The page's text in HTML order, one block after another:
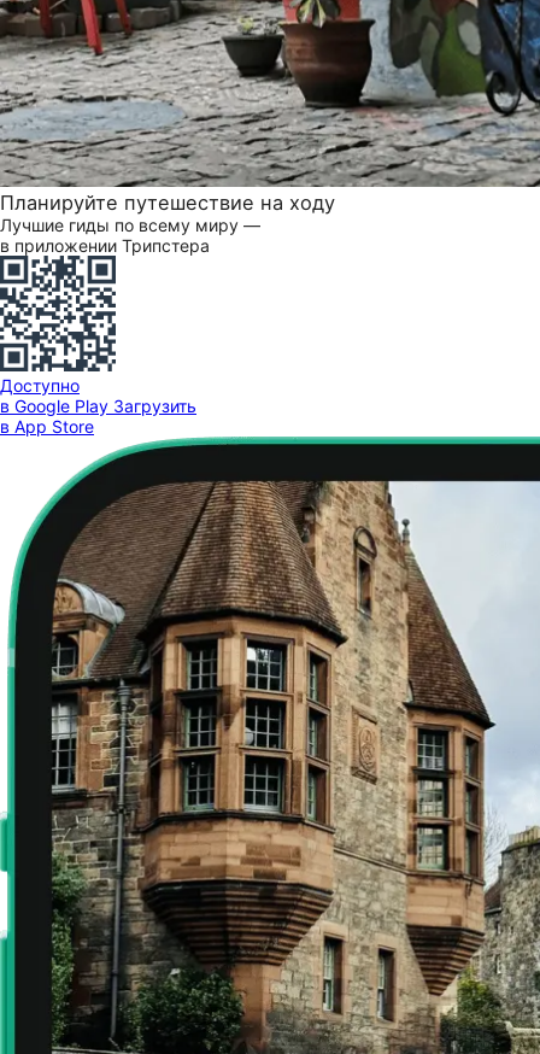
Планируйте путешествие на ходу
Лучшие гиды по всему миру —
в приложении Трипстера
Доступно
в Google Play Загрузить
в App Store